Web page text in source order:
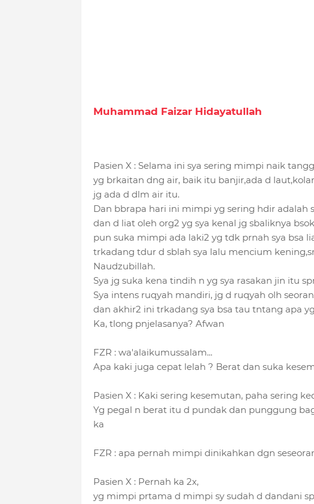
Muhammad Faizar Hidayatullah
Pasien X : Selama ini sya sering mimpi naik
yg brkaitan dng air, baik itu banjir,ada d
jg ada d dlm air itu.
Dan bbrapa hari ini mimpi yg sering hdir adalah
dan d liat oleh org2 yg sya kenal jg sbaliknya
pun suka mimpi ada laki2 yg tdk prnah sya bsa
trkadang tdur d sblah sya lalu mencium
Naudzubillah.
Sya jg suka kena tindih n yg sya rasakan jin itu
Sya intens ruqyah mandiri, jg d ruqyah olh
dan akhir2 ini trkadang sya bsa tau tntang apa
Ka, tlong pnjelasanya? Afwan
FZR : wa'alaikumussalam...
Apa kaki juga cepat lelah ? Berat dan suka
Pasien X : Kaki sering kesemutan, paha sering
Yg pegal n berat itu d pundak dan punggung
ka
FZR : apa pernah mimpi dinikahkan dgn
Pasien X : Pernah ka 2x,
yg mimpi prtama d mimpi sy sudah d dandani